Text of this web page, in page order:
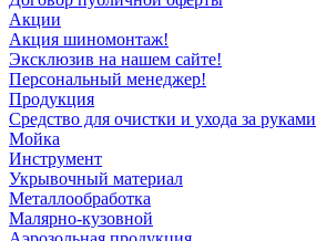
Акции
Акция шиномонтаж!
Эксклюзив на нашем сайте!
Персональный менеджер!
Продукция
Средство для очистки и ухода за руками
Мойка
Инструмент
Укрывочный материал
Металлообработка
Малярно-кузовной